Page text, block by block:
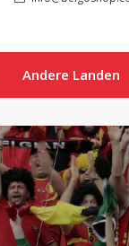
Andere Landen